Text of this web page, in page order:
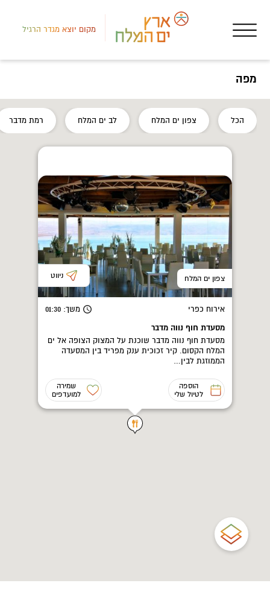
מקום יוצא מגדר הרגיל
מפה
הכל צפון ים המלח לב ים המלח רמת מדבר
צפון ים המלח ניווט
אירוח כפרי משך: 01:30
מסעדת חוף נווה מדבר
מסעדת חוף נווה מדבר שוכנת על המצוק הצופה אל ים
המלח הקסום. קיר זכוכית ענק מפריד בין המסעדה
הממוזגת לבין…
הוספה
לטיול שלי
שמירה
למועדפים